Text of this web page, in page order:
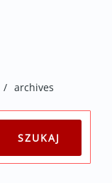
/ archives